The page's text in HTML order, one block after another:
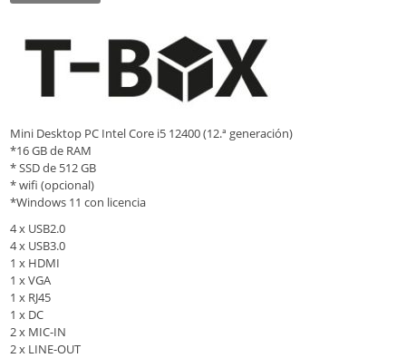
Mini Desktop PC Intel Core i5 12400 (12.ª generación)
*16 GB de RAM
* SSD de 512 GB
* wifi (opcional)
*Windows 11 con licencia
4 x USB2.0
4 x USB3.0
1 x HDMI
1 x VGA
1 x RJ45
1 x DC
2 x MIC-IN
2 x LINE-OUT